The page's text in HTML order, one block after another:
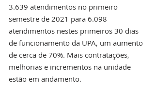
3.639 atendimentos no primeiro
semestre de 2021 para 6.098
atendimentos nestes primeiros 30 dias
de funcionamento da UPA, um aumento
de cerca de 70%. Mais contratações,
melhorias e incrementos na unidade
estão em andamento.